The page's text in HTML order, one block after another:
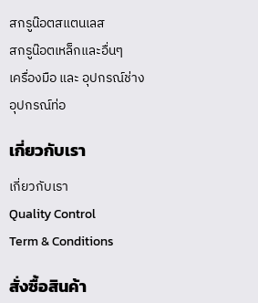
สกรูน๊อตสแตนเลส
สกรูน๊อตเหล็กและอื่นๆ
เครื่องมือ และ อุปกรณ์ช่าง
อุปกรณ์ท่อ
เกี่ยวกับเรา
เกี่ยวกับเรา
Quality Control
Term & Conditions
สั่งซื้อสินค้า